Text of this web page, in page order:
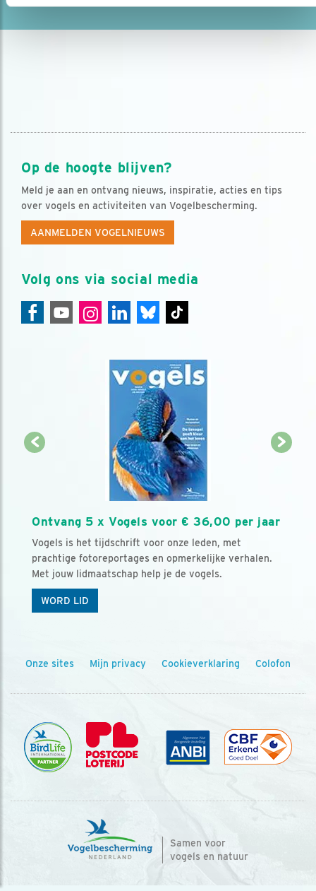
Op de hoogte blijven?
Meld je aan en ontvang nieuws, inspiratie, acties en tips
over vogels en activiteiten van Vogelbescherming.
AANMELDEN VOGELNIEUWS
Volg ons via social media
Ontvang 5 x Vogels voor € 36,00 per jaar
Vogels is het tijdschrift voor onze leden, met
prachtige fotoreportages en opmerkelijke verhalen.
Met jouw lidmaatschap help je de vogels.
WORD LID
Onze sites Mijn privacy Cookieverklaring Colofon
Samen voor
vogels en natuur